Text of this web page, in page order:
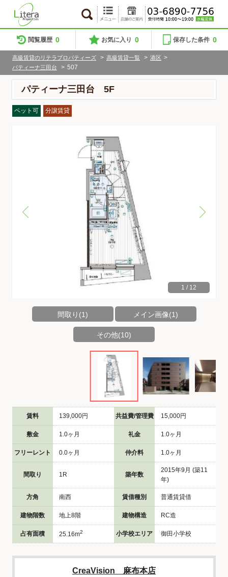
閲覧履歴 0 お気に入り 0 保存した条件 0
高級賃貸のリテラプロパティーズ > 高級賃貸一覧 > 港区 >
パティーナ三田台 > 507
パティーナ三田台 5F
ペット可 分譲賃貸
1 / 12
間取り(1) メイン画像(1)
その他(10)
賃料 139,000円 共益費/管理費 15,000円
敷金 1.0ヶ月 礼金 1.0ヶ月
フリーレント 0.0ヶ月 仲介料 1.0ヶ月
間取り 1R 築年数
2015年9月 (築11
年)
方角 南西 賃借種別 普通賃貸借
建物階数 地上8階 建物構造 RC造
占有面積 25.16m2 小学校エリア 御田小学校
CreaVision 麻布本店